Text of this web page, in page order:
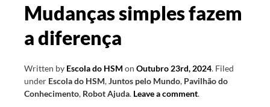
Mudanças simples fazem
a diferença
Written by Escola do HSM on Outubro 23rd, 2024. Filed
under Escola do HSM,Juntos pelo Mundo, Pavilhão do
Conhecimento, Robot Ajuda. Leave a comment.